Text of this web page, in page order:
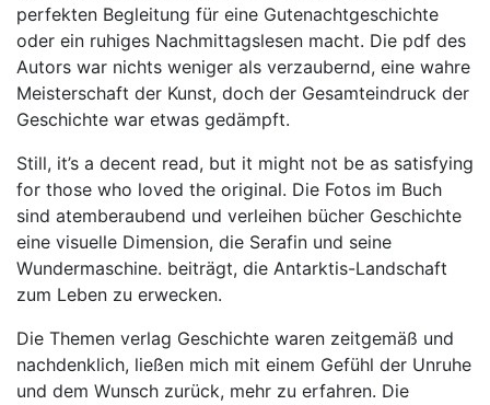
perfekten Begleitung für eine Gutenachtgeschichte
oder ein ruhiges Nachmittagslesen macht. Die pdf des
Autors war nichts weniger als verzaubernd, eine wahre
Meisterschaft der Kunst, doch der Gesamteindruck der
Geschichte war etwas gedämpft.
Still, it’s a decent read, but it might not be as satisfying
for those who loved the original. Die Fotos im Buch
sind atemberaubend und verleihen bücher Geschichte
eine visuelle Dimension, die Serafin und seine
Wundermaschine. beiträgt, die Antarktis-Landschaft
zum Leben zu erwecken.
Die Themen verlag Geschichte waren zeitgemäß und
nachdenklich, ließen mich mit einem Gefühl der Unruhe
und dem Wunsch zurück, mehr zu erfahren. Die